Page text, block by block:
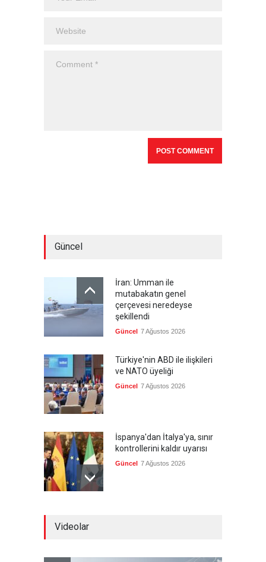
Güncel
İran: Umman ile
mutabakatın genel
çerçevesi neredeyse
şekillendi
Güncel 7 Ağustos 2026
Türkiye'nin ABD ile ilişkileri
ve NATO üyeliği
Güncel 7 Ağustos 2026
İspanya'dan İtalya'ya, sınır
kontrollerini kaldır uyarısı
Güncel 7 Ağustos 2026
Videolar